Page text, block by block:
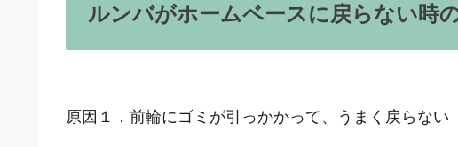
ルンバがホームベースに戻らない時
原因１．前輪にゴミが引っかかって、うまく戻らない